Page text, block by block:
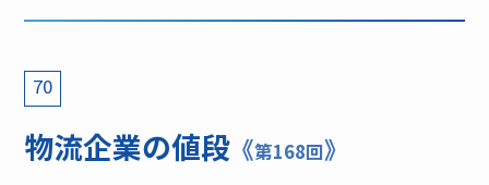
70
物流企業の値段 《第168回》